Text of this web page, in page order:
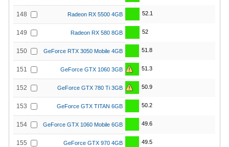
148 Radeon RX 5500 4GB 52.1
149 Radeon RX 580 8GB 52
150 GeForce RTX 3050 Mobile 4GB 51.8
151 GeForce GTX 1060 3GB 51.3
152 GeForce GTX 780 Ti 3GB 50.9
153 GeForce GTX TITAN 6GB 50.2
154 GeForce GTX 1060 Mobile 6GB 49.6
155 GeForce GTX 970 4GB 49.5